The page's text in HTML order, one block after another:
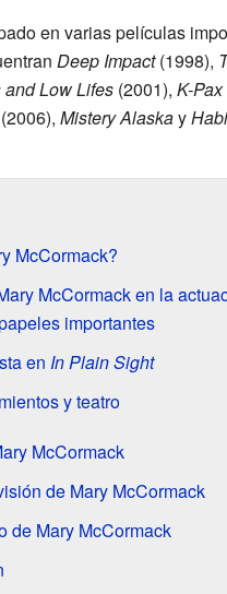
en varias películas
Deep Impact(1998),
Low Lifes (2001), K-Pax
Mistery Alaskay
McCormack?
McCormack en la
importantes
en In Plain Sight
y teatro
McCormack
de Mary McCormack
de Mary McCormack